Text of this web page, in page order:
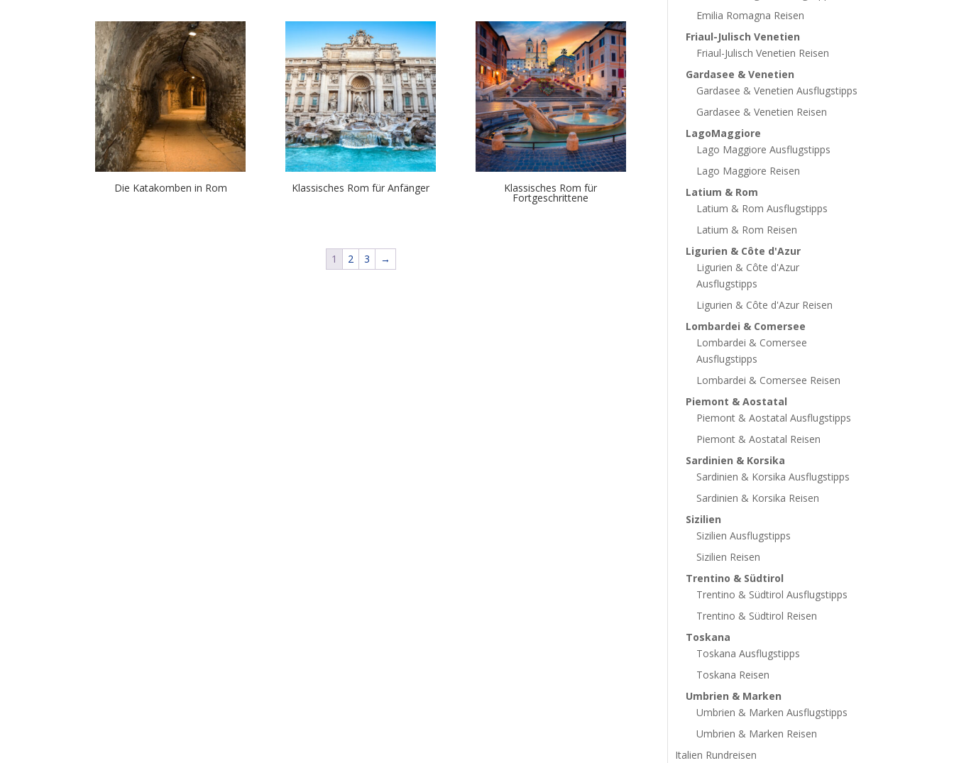
Die Katakomben in Rom Klassisches Rom für Anfänger Klassisches Rom für
Fortgeschrittene
1 2 3 →
Emilia Romagna Reisen
Friaul-Julisch Venetien
Friaul-Julisch Venetien Reisen
Gardasee & Venetien
Gardasee & Venetien Ausflugstipps
Gardasee & Venetien Reisen
LagoMaggiore
Lago Maggiore Ausflugstipps
Lago Maggiore Reisen
Latium & Rom
Latium & Rom Ausflugstipps
Latium & Rom Reisen
Ligurien & Côte d'Azur
Ligurien & Côte d'Azur
Ausflugstipps
Ligurien & Côte d'Azur Reisen
Lombardei & Comersee
Lombardei & Comersee
Ausflugstipps
Lombardei & Comersee Reisen
Piemont & Aostatal
Piemont & Aostatal Ausflugstipps
Piemont & Aostatal Reisen
Sardinien & Korsika
Sardinien & Korsika Ausflugstipps
Sardinien & Korsika Reisen
Sizilien
Sizilien Ausflugstipps
Sizilien Reisen
Trentino & Südtirol
Trentino & Südtirol Ausflugstipps
Trentino & Südtirol Reisen
Toskana
Toskana Ausflugstipps
Toskana Reisen
Umbrien & Marken
Umbrien & Marken Ausflugstipps
Umbrien & Marken Reisen
Italien Rundreisen